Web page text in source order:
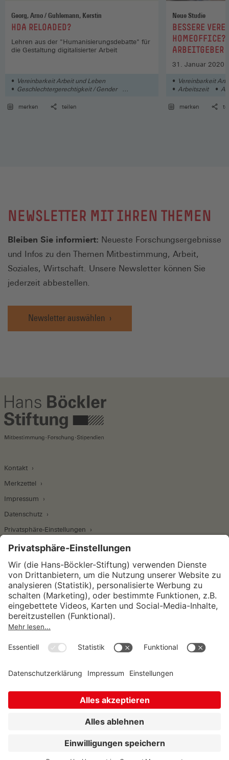
Georg, Arno / Guhlemann, Kerstin
:HDA RELOADED?
Lehren aus der "Humanisierungsdebatte" für
die Gestaltung digitalisierter Arbeit
Vereinbarkeit Arbeit und Leben
Geschlechtergerechtigkeit / Gender
merken
teilen
Neue Studie
:BESSERE
HOMEOFFICE?
ARBEITGEBER
RICHTIGEN
31. Januar 2020
Vereinbarkeit
Arbeitszeit
merken
NEWSLETTER MIT IHREN THEMEN
Bleiben Sie informiert: Neueste Forschungsergebnisse
und Infos zu den Themen Mitbestimmung, Arbeit,
Soziales, Wirtschaft. Unsere Newsletter können Sie
jederzeit abbestellen.
Newsletter auswählen
Kontakt
Merkzettel
Impressum
Datenschutz
Privatsphäre-Einstellungen
Wirtschafts- und Sozialwissenschaftliches Institut
Institut für Makroökonomie und
Konjunkturforschung
Unternehmensführung
Sozialrecht